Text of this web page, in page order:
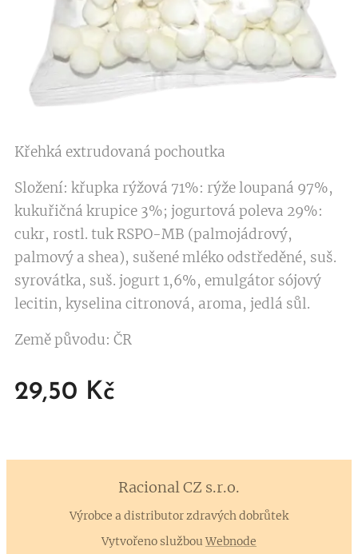
Křehká extrudovaná pochoutka
Složení: křupka rýžová 71%: rýže loupaná 97%,
kukuřičná krupice 3%; jogurtová poleva 29%:
cukr, rostl. tuk RSPO-MB (palmojádrový,
palmový a shea), sušené mléko odstředěné, suš.
syrovátka, suš. jogurt 1,6%, emulgátor sójový
lecitin, kyselina citronová, aroma, jedlá sůl.
Země původu: ČR
29,50 Kč
Racional CZ s.r.o.
Výrobce a distributor zdravých dobrůtek
Vytvořeno službouWebnode